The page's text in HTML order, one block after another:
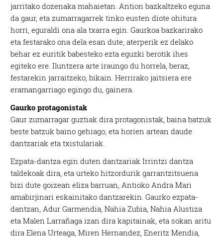
jarritako dozenaka mahaietan. Antion bazkaltzeko eguna
da gaur, eta zumarragarrek tinko eusten diote ohitura
horri, eguraldi ona ala txarra egin. Gaurkoa bazkarirako
eta festarako ona dela esan dute, aterperik ez delako
behar ez euritik babesteko ezta eguzki berotik ihes
egiteko ere. Iluntzera arte iraungo du horrela, beraz,
festarekin jarraitzeko, bikain. Herrirako jaitsiera ere
eramangarriago egingo du, gainera.
Gaurko protagonistak
Gaur zumarragar guztiak dira protagonistak, baina batzuk
beste batzuk baino gehiago, eta horien artean daude
dantzariak eta txistulariak.
Ezpata-dantza egin duten dantzariak Irrintzi dantza
taldekoak dira, eta urteko hitzordurik garrantzitsuena
bizi dute goizean eliza barruan, Antioko Andra Mari
amabirjinari eskainitako dantzarekin. Gaurko ezpata-
dantzan, Adur Garmendia, Nahia Zubia, Nahia Alustiza
eta Malen Larrañaga izan dira kapitainak, eta sokan aritu
dira Elena Urteaga, Miren Hernandez, Eneritz Mendia,